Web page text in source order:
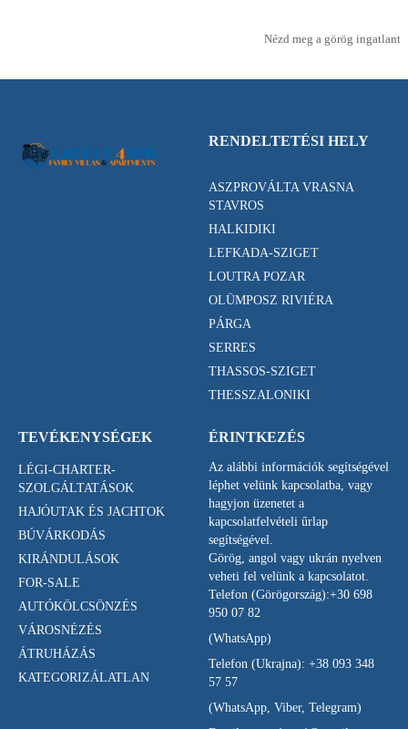
Nézd meg a görög ingatlant
RENDELTETÉSI HELY
ASZPROVÁLTA VRASNA
STAVROS
HALKIDIKI
LEFKADA-SZIGET
LOUTRA POZAR
OLÜMPOSZ RIVIÉRA
PÁRGA
SERRES
THASSOS-SZIGET
THESSZALONIKI
TEVÉKENYSÉGEK
LÉGI-CHARTER-
SZOLGÁLTATÁSOK
HAJÓUTAK ÉS JACHTOK
BÚVÁRKODÁS
KIRÁNDULÁSOK
FOR-SALE
AUTÓKÖLCSÖNZÉS
VÁROSNÉZÉS
ÁTRUHÁZÁS
KATEGORIZÁLATLAN
ÉRINTKEZÉS
Az alábbi információk segítségével
léphet velünk kapcsolatba, vagy
hagyjon üzenetet a
kapcsolatfelvételi űrlap
segítségével.
Görög, angol vagy ukrán nyelven
veheti fel velünk a kapcsolatot.
Telefon (Görögország):+30 698
950 07 82
(WhatsApp)
Telefon (Ukrajna): +38 093 348
57 57
(WhatsApp, Viber, Telegram)